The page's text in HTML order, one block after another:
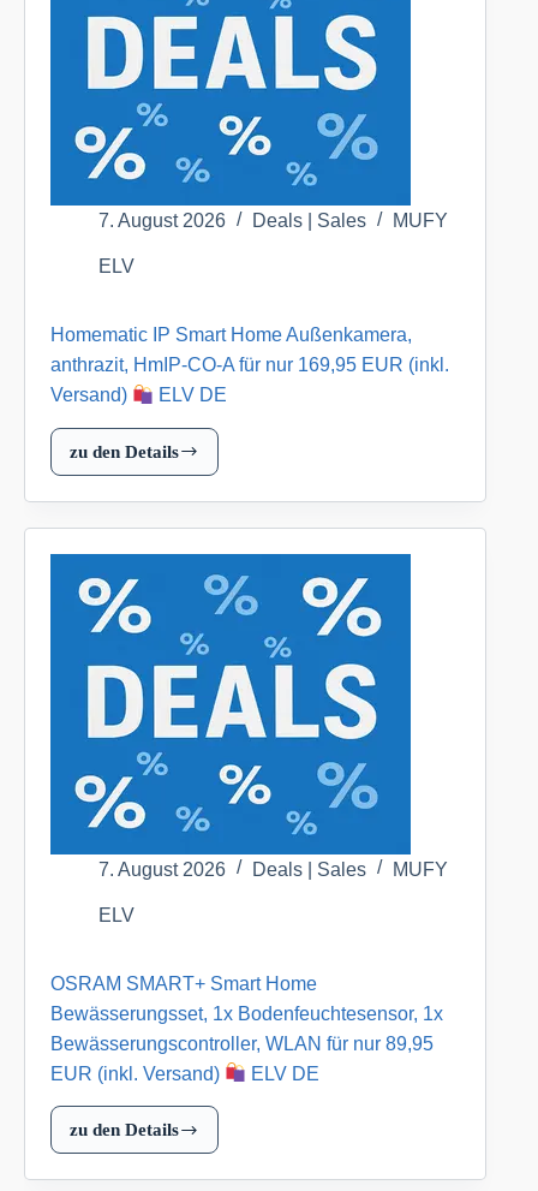
HmIP-
SK7
für
nur
119,95
EUR
Versand)
7. August 2026 Deals | Sales MUFY
ELV
Homematic IP Smart Home Außenkamera,
anthrazit, HmIP-CO-A für nur 169,95 EUR (inkl.
Versand)
ELV DE
zu den Details
Homematic
Home
Außenkamera,
anthrazit,
HmIP-
CO-
A
für
nur
169,95
EUR
Versand)
7. August 2026 Deals | Sales MUFY
ELV
OSRAM SMART+ Smart Home
Bewässerungsset, 1x Bodenfeuchtesensor, 1x
Bewässerungscontroller, WLAN für nur 89,95
EUR (inkl. Versand)
ELV DE
zu den Details